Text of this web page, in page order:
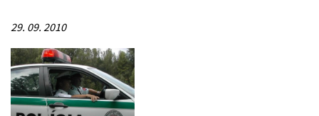
29. 09. 2010